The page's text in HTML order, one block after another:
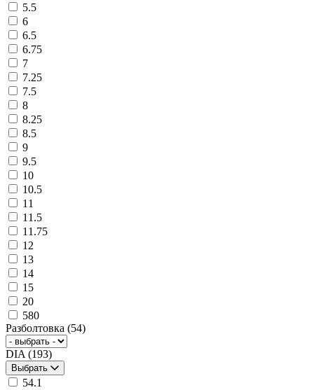
5.5
6
6.5
6.75
7
7.25
7.5
8
8.25
8.5
9
9.5
10
10.5
11
11.5
11.75
12
13
14
15
20
580
Разболтовка (54)
DIA (193)
Выбрать
54.1